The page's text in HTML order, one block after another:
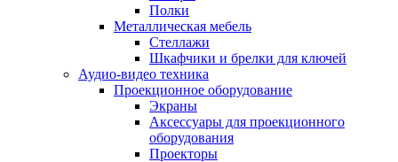
Полки
Металлическая мебель
Стеллажи
Шкафчики и брелки для ключей
Аудио-видео техника
Проекционное оборудование
Экраны
Аксессуары для проекционного
оборудования
Проекторы